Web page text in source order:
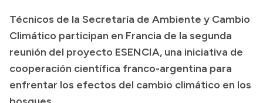
Transparencia
Inversión en Salud
Licitaciones
Consulta de expedientes
Técnicos de la Secretaría de Ambiente y Cambio
Climático participan en Francia de la segunda
reunión del proyecto ESENCIA, una iniciativa de
cooperación científica franco-argentina para
enfrentar los efectos del cambio climático en los